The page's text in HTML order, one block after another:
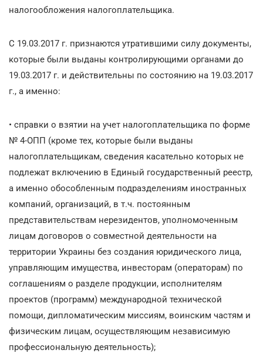
налогообложения налогоплательщика.
С 19.03.2017 г. признаются утратившими силу документы,
которые были выданы контролирующими органами до
19.03.2017 г. и действительны по состоянию на 19.03.2017
г., а именно:
• справки о взятии на учет налогоплательщика по форме
№ 4-ОПП (кроме тех, которые были выданы
налогоплательщикам, сведения касательно которых не
подлежат включению в Единый государственный реестр,
а именно обособленным подразделениям иностранных
компаний, организаций, в т.ч. постоянным
представительствам нерезидентов, уполномоченным
лицам договоров о совместной деятельности на
территории Украины без создания юридического лица,
управляющим имущества, инвесторам (операторам) по
соглашениям о разделе продукции, исполнителям
проектов (программ) международной технической
помощи, дипломатическим миссиям, воинским частям и
физическим лицам, осуществляющим независимую
профессиональную деятельность);